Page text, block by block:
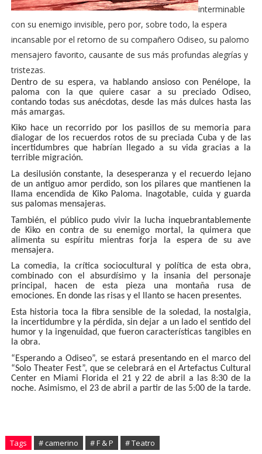
interminable
con su enemigo invisible, pero por, sobre todo, la espera
incansable por el retorno de su compañero Odiseo, su palomo
mensajero favorito, causante de sus más profundas alegrías y
tristezas.
Dentro de su espera, va hablando ansioso con Penélope, la
paloma con la que quiere casar a su preciado Odiseo,
contando todas sus anécdotas, desde las más dulces hasta las
más amargas.
Kiko hace un recorrido por los pasillos de su memoria para
dialogar de los recuerdos rotos de su preciada Cuba y de las
incertidumbres que habrían llegado a su vida gracias a la
terrible migración.
La desilusión constante, la desesperanza y el recuerdo lejano
de un antiguo amor perdido, son los pilares que mantienen la
llama encendida de Kiko Paloma. Inagotable, cuida y guarda
sus palomas mensajeras.
También, el público pudo vivir la lucha inquebrantablemente
de Kiko en contra de su enemigo mortal, la quimera que
alimenta su espíritu mientras forja la espera de su ave
mensajera.
La comedia, la crítica sociocultural y política de esta obra,
combinado con el absurdísimo y la insania del personaje
principal, hacen de esta pieza una montaña rusa de
emociones. En donde las risas y el llanto se hacen presentes.
Esta historia toca la fibra sensible de la soledad, la nostalgia,
la incertidumbre y la pérdida, sin dejar a un lado el sentido del
humor y la ingenuidad, que fueron características tangibles en
la obra.
“Esperando a Odiseo”, se estará presentando en el marco del
“Solo Theater Fest”, que se celebrará en el Artefactus Cultural
Center en Miami Florida el 21 y 22 de abril a las 8:30 de la
noche. Asimismo, el 23 de abril a partir de las 5:00 de la tarde.
Tags # camerino # F & P # Teatro